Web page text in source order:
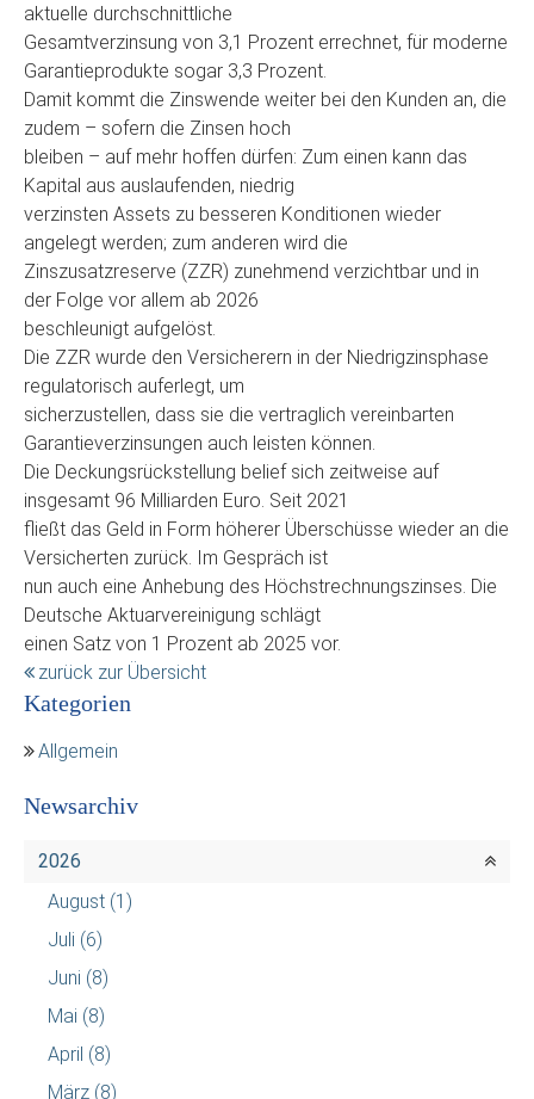
aktuelle durchschnittliche
Gesamtverzinsung von 3,1 Prozent errechnet, für moderne
Garantieprodukte sogar 3,3 Prozent.
Damit kommt die Zinswende weiter bei den Kunden an, die
zudem – sofern die Zinsen hoch
bleiben – auf mehr hoffen dürfen: Zum einen kann das
Kapital aus auslaufenden, niedrig
verzinsten Assets zu besseren Konditionen wieder
angelegt werden; zum anderen wird die
Zinszusatzreserve (ZZR) zunehmend verzichtbar und in
der Folge vor allem ab 2026
beschleunigt aufgelöst.
Die ZZR wurde den Versicherern in der Niedrigzinsphase
regulatorisch auferlegt, um
sicherzustellen, dass sie die vertraglich vereinbarten
Garantieverzinsungen auch leisten können.
Die Deckungsrückstellung belief sich zeitweise auf
insgesamt 96 Milliarden Euro. Seit 2021
fließt das Geld in Form höherer Überschüsse wieder an die
Versicherten zurück. Im Gespräch ist
nun auch eine Anhebung des Höchstrechnungszinses. Die
Deutsche Aktuarvereinigung schlägt
einen Satz von 1 Prozent ab 2025 vor.
zurück zur Übersicht
Kategorien
Allgemein
Newsarchiv
2026
August (1)
Juli (6)
Juni (8)
Mai (8)
April (8)
März (8)